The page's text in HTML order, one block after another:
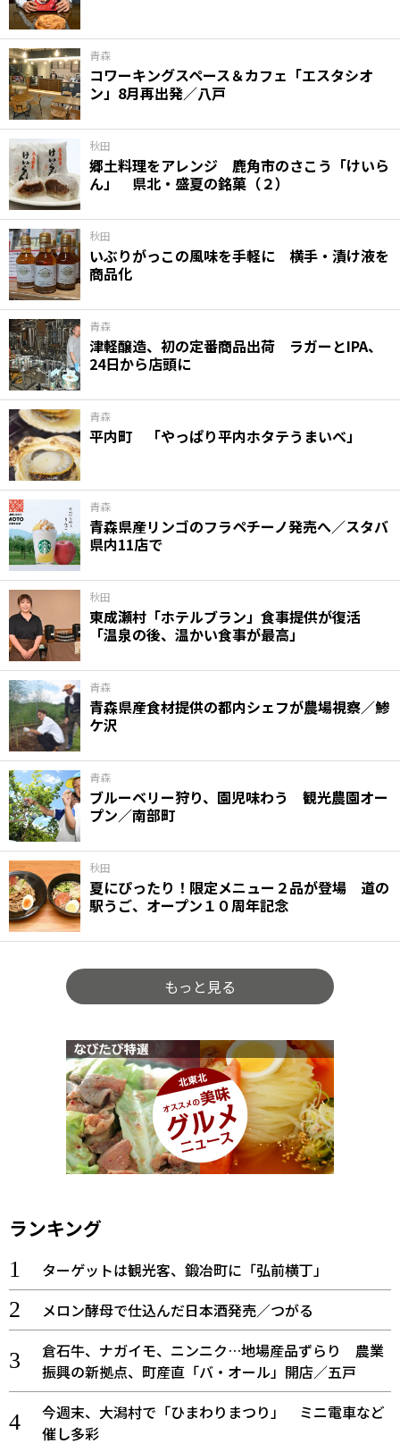
青森
コワーキングスペース＆カフェ「エスタシオ
ン」8月再出発／八戸
秋田
郷土料理をアレンジ 鹿角市のさこう「けいら
ん」 県北・盛夏の銘菓（２）
秋田
いぶりがっこの風味を手軽に 横手・漬け液を
商品化
青森
津軽醸造、初の定番商品出荷 ラガーとIPA、
24日から店頭に
青森
平内町 「やっぱり平内ホタテうまいべ」
青森
青森県産リンゴのフラペチーノ発売へ／スタバ
県内11店で
秋田
東成瀬村「ホテルブラン」食事提供が復活
「温泉の後、温かい食事が最高」
青森
青森県産食材提供の都内シェフが農場視察／鯵
ケ沢
青森
ブルーベリー狩り、園児味わう 観光農園オー
プン／南部町
秋田
夏にぴったり！限定メニュー２品が登場 道の
駅うご、オープン１０周年記念
もっと見る
ランキング
ターゲットは観光客、鍛冶町に「弘前横丁」
メロン酵母で仕込んだ日本酒発売／つがる
倉石牛、ナガイモ、ニンニク…地場産品ずらり 農業
振興の新拠点、町産直「バ・オール」開店／五戸
今週末、大潟村で「ひまわりまつり」 ミニ電車など
催し多彩